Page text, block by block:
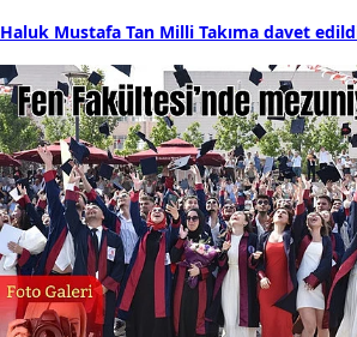
Haluk Mustafa Tan Milli Takıma davet